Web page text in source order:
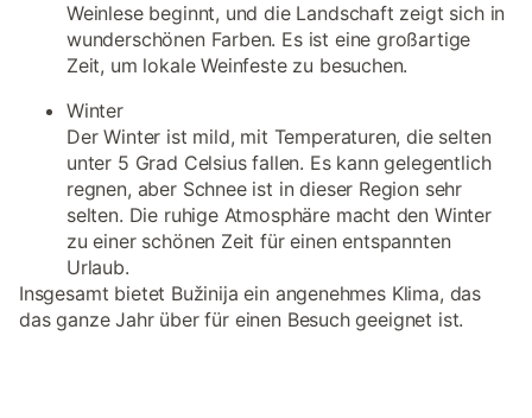
Weinlese beginnt, und die Landschaft zeigt sich in
wunderschönen Farben. Es ist eine großartige
Zeit, um lokale Weinfeste zu besuchen.
Winter
Der Winter ist mild, mit Temperaturen, die selten
unter 5 Grad Celsius fallen. Es kann gelegentlich
regnen, aber Schnee ist in dieser Region sehr
selten. Die ruhige Atmosphäre macht den Winter
zu einer schönen Zeit für einen entspannten
Urlaub.
Insgesamt bietet Bužinija ein angenehmes Klima, das
das ganze Jahr über für einen Besuch geeignet ist.